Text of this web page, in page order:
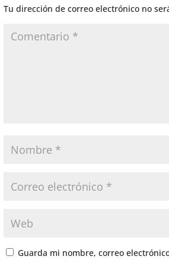
Tu dirección de correo electrónico no
Guarda mi nombre, correo